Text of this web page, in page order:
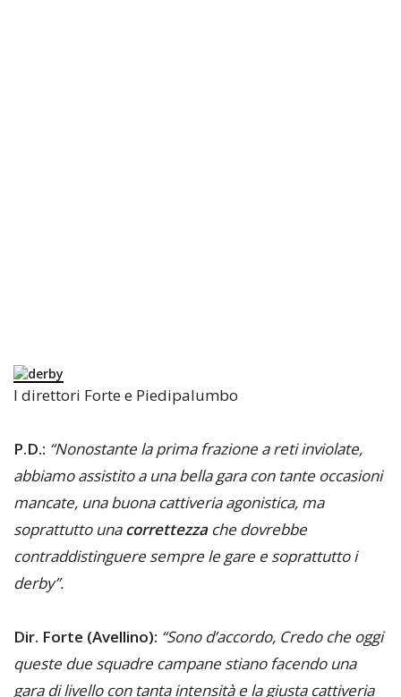
I direttori Forte e Piedipalumbo
P.D.: “Nonostante la prima frazione a reti inviolate,
abbiamo assistito a una bella gara con tante occasioni
mancate, una buona cattiveria agonistica, ma
soprattutto unacorrettezzache dovrebbe
contraddistinguere sempre le gare e soprattutto i
derby”.
Dir. Forte (Avellino): “Sono d’accordo, Credo che oggi
queste due squadre campane stiano facendo una
gara di livello con tanta intensità e la giusta cattiveria